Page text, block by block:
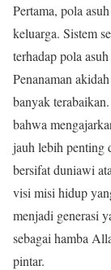
Pertama, pola
keluarga. Sistem
terhadap pola
Penanaman
banyak
bahwa
jauh lebih penting
bersifat duniawi
visi misi hidup
menjadi generasi
sebagai hamba
pintar.